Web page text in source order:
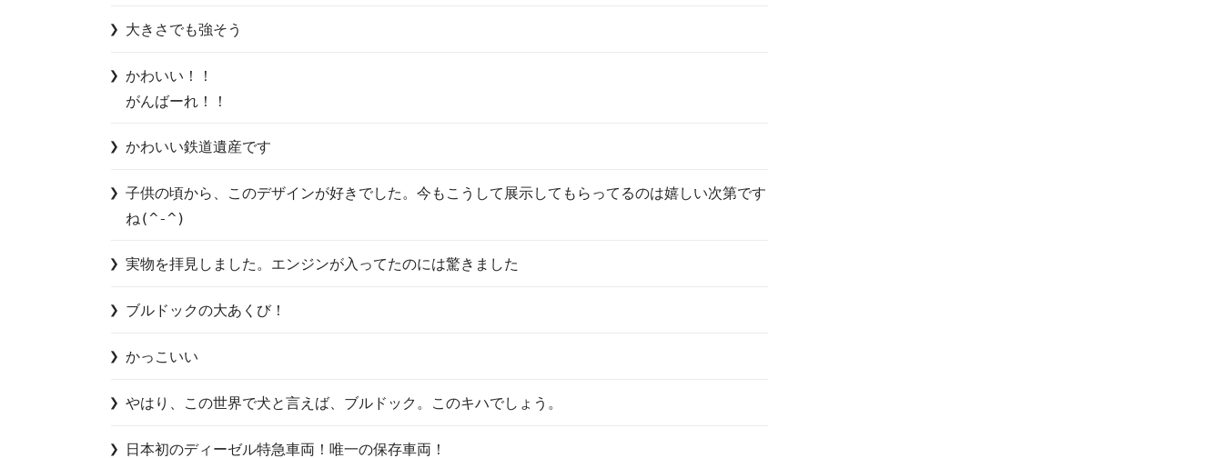
大きさでも強そう
かわいい！！
がんばーれ！！
かわいい鉄道遺産です
子供の頃から、このデザインが好きでした。今もこうして展示してもらってるのは嬉しい次第です
ね(^-^)
実物を拝見しました。エンジンが入ってたのには驚きました
ブルドックの大あくび！
かっこいい
やはり、この世界で犬と言えば、ブルドック。このキハでしょう。
日本初のディーゼル特急車両！唯一の保存車両！